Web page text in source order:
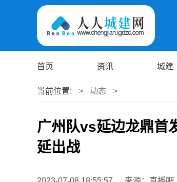
首页 资讯 城建
当前位置: > 动态 >
广州队vs延边龙鼎首
延出战